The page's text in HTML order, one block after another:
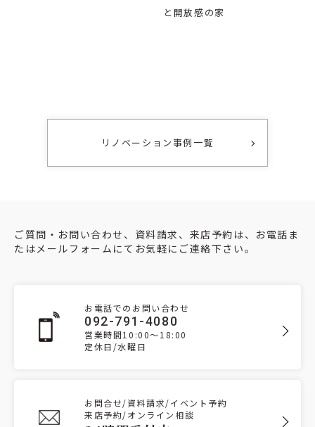
と開放感の家
リノベーション事例一覧
ご質問・お問い合わせ、資料請求、来店予約は、お電話ま
たはメールフォームにてお気軽にご連絡下さい。
お電話でのお問い合わせ
092-791-4080
営業時間10:00～18:00
定休日/水曜日
お問合せ/資料請求/イベント予約
来店予約/オンライン相談